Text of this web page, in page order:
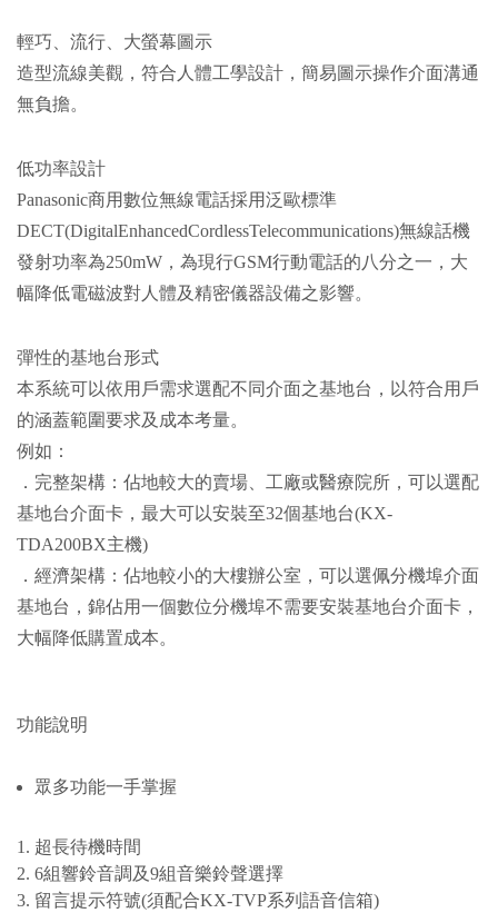
輕巧、流行、大螢幕圖示
造型流線美觀，符合人體工學設計，簡易圖示操作介面溝通
無負擔。
低功率設計
Panasonic商用數位無線電話採用泛歐標準
DECT(DigitalEnhancedCordlessTelecommunications)無線話機
發射功率為250mW，為現行GSM行動電話的八分之一，大
幅降低電磁波對人體及精密儀器設備之影響。
彈性的基地台形式
本系統可以依用戶需求選配不同介面之基地台，以符合用戶
的涵蓋範圍要求及成本考量。
例如：
．完整架構：佔地較大的賣場、工廠或醫療院所，可以選配
基地台介面卡，最大可以安裝至32個基地台(KX-
TDA200BX主機)
．經濟架構：佔地較小的大樓辦公室，可以選佩分機埠介面
基地台，錦佔用一個數位分機埠不需要安裝基地台介面卡，
大幅降低購置成本。
功能說明
眾多功能一手掌握
超長待機時間
6組響鈴音調及9組音樂鈴聲選擇
留言提示符號(須配合KX-TVP系列語音信箱)